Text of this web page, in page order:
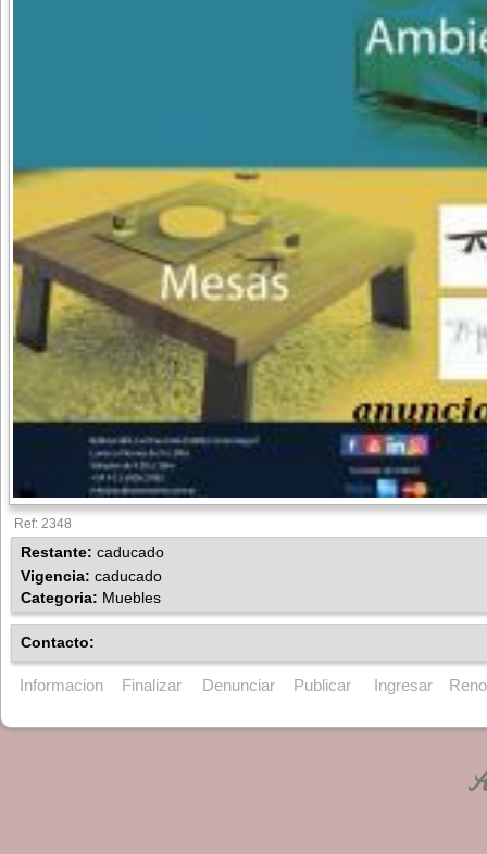
Ref: 2348
Restante: caducado
Vigencia: caducado
Categoria: Muebles
Contacto:
Informacion Finalizar Denunciar Publicar Ingresar